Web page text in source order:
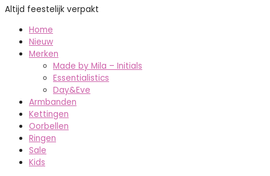
Altijd feestelijk verpakt
Home
Nieuw
Merken
Made by Mila – Initials
Essentialistics
Day&Eve
Armbanden
Kettingen
Oorbellen
Ringen
Sale
Kids